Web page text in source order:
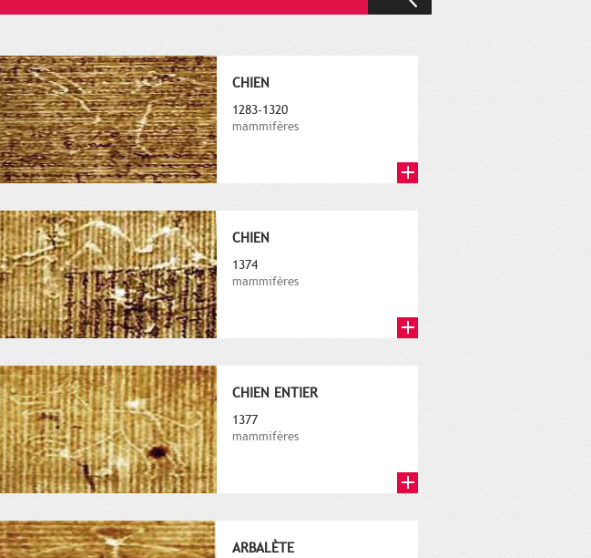
CHIEN
1283-1320
mammifères
CHIEN
1374
mammifères
CHIEN ENTIER
1377
mammifères
ARBALÈTE